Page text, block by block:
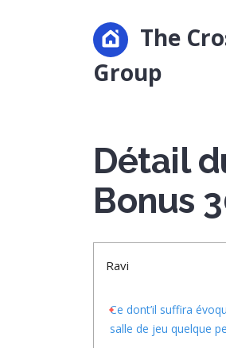
The
Group
Détail
Bonus
Ravi
Ce dont’il suffira
salle de jeu quelque